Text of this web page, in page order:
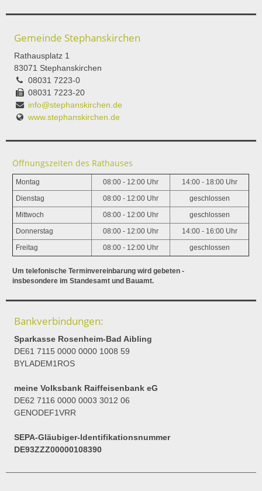
Gemeinde Stephanskirchen
Rathausplatz 1
83071 Stephanskirchen
08031 7223-0
08031 7223-20
info@stephanskirchen.de
www.stephanskirchen.de
Öffnungszeiten des Rathauses
Montag 08:00 - 12:00 Uhr 14:00 - 18:00 Uhr
Dienstag 08:00 - 12:00 Uhr geschlossen
Mittwoch 08:00 - 12:00 Uhr geschlossen
Donnerstag 08:00 - 12:00 Uhr 14:00 - 16:00 Uhr
Freitag 08:00 - 12:00 Uhr geschlossen
Um telefonische Terminvereinbarung wird gebeten -
insbesondere im Standesamt und Bauamt.
Bankverbindungen:
Sparkasse Rosenheim-Bad Aibling
DE61 7115 0000 0000 1008 59
BYLADEM1ROS
meine Volksbank Raiffeisenbank eG
DE62 7116 0000 0003 3012 06
GENODEF1VRR
SEPA-Gläubiger-Identifikationsnummer
DE93ZZZ00000108390